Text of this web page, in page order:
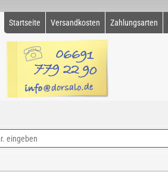
Startseite Versandkosten Zahlungsarten